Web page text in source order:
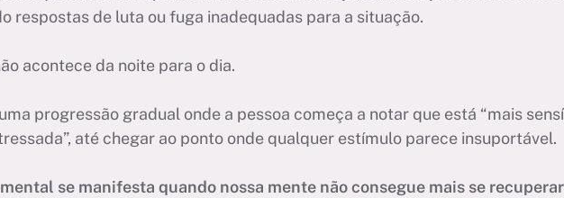
respostas de luta ou fuga inadequadas para a situação.
acontece da noite para o dia.
progressão gradual onde a pessoa começa a notar que está “mais
até chegar ao ponto onde qualquer estímulo parece insuportável.
se manifesta quando nossa mente não consegue mais se recuperar